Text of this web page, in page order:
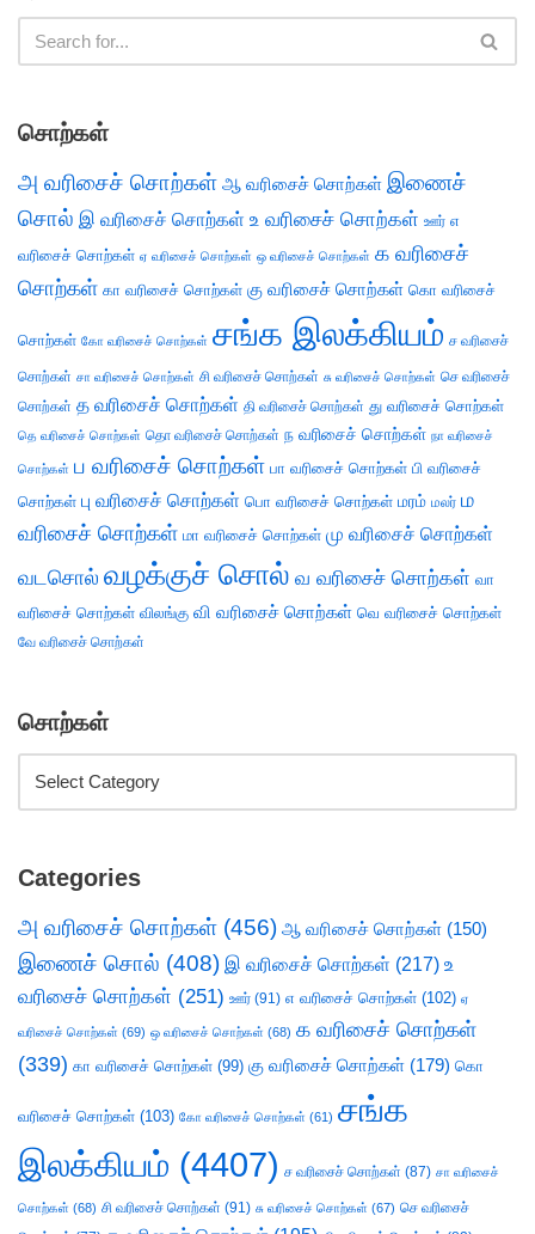
சொற்கள்
அ வரிசைச் சொற்கள் ஆ வரிசைச் சொற்கள் இணைச்
சொல் இ வரிசைச் சொற்கள் உ வரிசைச் சொற்கள் ஊர் எ
வரிசைச் சொற்கள் ஏ வரிசைச் சொற்கள் ஒ வரிசைச் சொற்கள் க வரிசைச்
சொற்கள் கா வரிசைச் சொற்கள் கு வரிசைச் சொற்கள் கொ வரிசைச்
சொற்கள் கோ வரிசைச் சொற்கள் சங்க இலக்கியம் ச வரிசைச்
சொற்கள் சா வரிசைச் சொற்கள் சி வரிசைச் சொற்கள் சு வரிசைச் சொற்கள் செ வரிசைச்
சொற்கள் த வரிசைச் சொற்கள் தி வரிசைச் சொற்கள் து வரிசைச் சொற்கள்
தெ வரிசைச் சொற்கள் தொ வரிசைச் சொற்கள் ந வரிசைச் சொற்கள் நா வரிசைச்
சொற்கள் ப வரிசைச் சொற்கள் பா வரிசைச் சொற்கள் பி வரிசைச்
சொற்கள் பு வரிசைச் சொற்கள் பொ வரிசைச் சொற்கள் மரம் மலர் ம
வரிசைச் சொற்கள் மா வரிசைச் சொற்கள் மு வரிசைச் சொற்கள்
வடசொல் வழக்குச் சொல் வ வரிசைச் சொற்கள் வா
வரிசைச் சொற்கள் விலங்கு வி வரிசைச் சொற்கள் வெ வரிசைச் சொற்கள்
வே வரிசைச் சொற்கள்
சொற்கள்
Categories
அ வரிசைச் சொற்கள் (456) ஆ வரிசைச் சொற்கள் (150)
இணைச் சொல் (408) இ வரிசைச் சொற்கள் (217) உ
வரிசைச் சொற்கள் (251) ஊர் (91) எ வரிசைச் சொற்கள் (102) ஏ
வரிசைச் சொற்கள் (69) ஒ வரிசைச் சொற்கள் (68) க வரிசைச் சொற்கள்
(339) கா வரிசைச் சொற்கள் (99) கு வரிசைச் சொற்கள் (179) கொ
வரிசைச் சொற்கள் (103) கோ வரிசைச் சொற்கள் (61) சங்க
இலக்கியம் (4407) ச வரிசைச் சொற்கள் (87) சா வரிசைச்
சொற்கள் (68) சி வரிசைச் சொற்கள் (91) சு வரிசைச் சொற்கள் (67) செ வரிசைச்